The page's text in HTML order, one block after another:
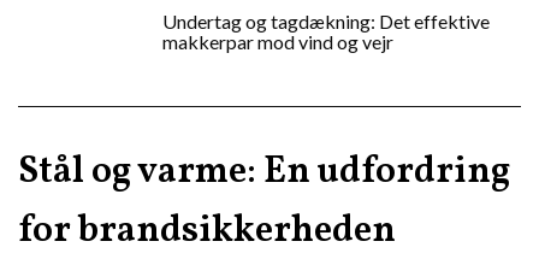
Undertag og tagdækning: Det effektive
makkerpar mod vind og vejr
Stål og varme: En udfordring
for brandsikkerheden